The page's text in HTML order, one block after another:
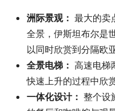
洲际景观： 最大的卖
全景，伊斯坦布尔是
以同时欣赏到分隔欧
全景电梯： 高速电梯
快速上升的过程中欣
一体化设计： 整个设